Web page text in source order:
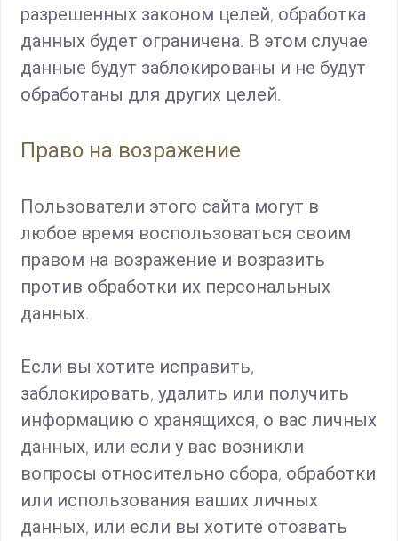
разрешенных законом целей, обработка
данных будет ограничена. В этом случае
данные будут заблокированы и не будут
обработаны для других целей.
Право на возражение
Пользователи этого сайта могут в
любое время воспользоваться своим
правом на возражение и возразить
против обработки их персональных
данных.
Если вы хотите исправить,
заблокировать, удалить или получить
информацию о хранящихся, о вас личных
данных, или если у вас возникли
вопросы относительно сбора, обработки
или использования ваших личных
данных, или если вы хотите отозвать